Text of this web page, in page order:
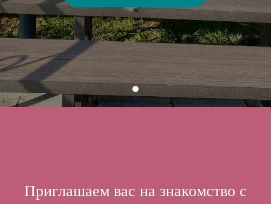
Приглашаем вас на знакомство с